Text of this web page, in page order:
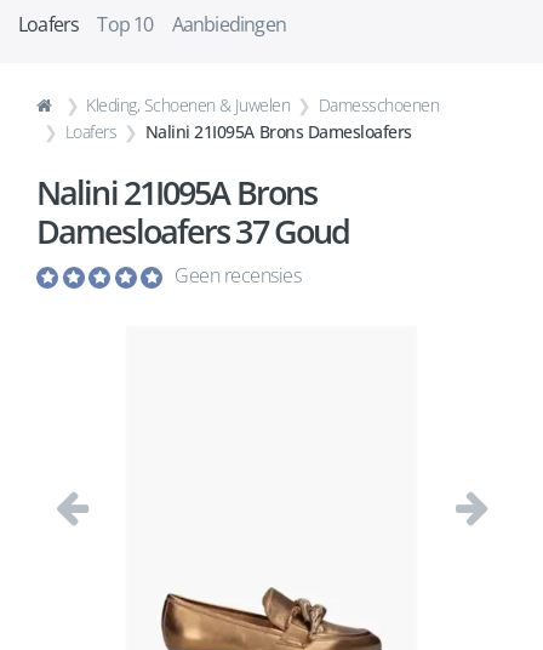
Loafers Top 10 Aanbiedingen
Kleding, Schoenen & Juwelen
Damesschoenen
Loafers
Nalini 21I095A Brons Damesloafers
Nalini 21I095A Brons
Damesloafers 37 Goud
Geen recensies
Vorige